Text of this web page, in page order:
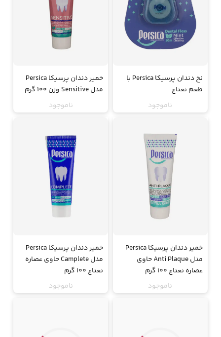
نخ دندان پرسیکا Persica با
طعم نعناع
ناموجود
خمیر دندان پرسیکا Persica
مدل Sensitive وزن 100 گرم
ناموجود
خمیر دندان پرسیکا Persica
مدل Anti Plaque حاوی
عصاره نعناع 100 گرم
ناموجود
خمیر دندان پرسیکا Persica
مدل Camplete حاوی عصاره
نعناع 100 گرم
ناموجود